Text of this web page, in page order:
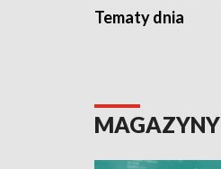
Tematy dnia
MAGAZYNY